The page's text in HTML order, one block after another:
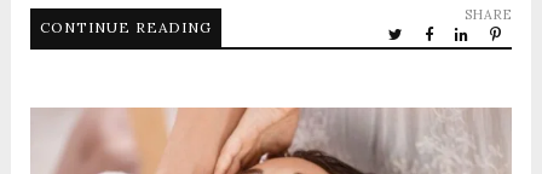
CONTINUE READING
SHARE